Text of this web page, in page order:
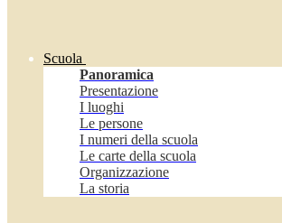
Scuola
Panoramica
Presentazione
I luoghi
Le persone
I numeri della scuola
Le carte della scuola
Organizzazione
La storia